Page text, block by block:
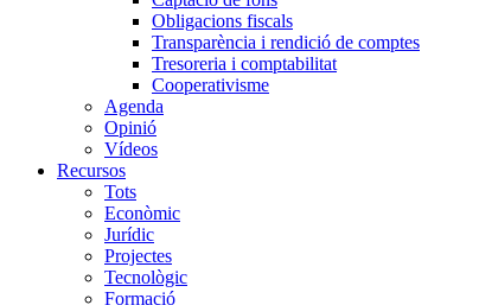
Obligacions fiscals
Transparència i rendició de comptes
Tresoreria i comptabilitat
Cooperativisme
Agenda
Opinió
Vídeos
Recursos
Tots
Econòmic
Jurídic
Projectes
Tecnològic
Formació